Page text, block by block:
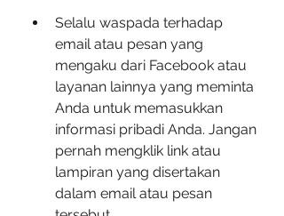
Selalu waspada terhadap
email atau pesan yang
mengaku dari Facebook atau
layanan lainnya yang meminta
Anda untuk memasukkan
informasi pribadi Anda. Jangan
pernah mengklik link atau
lampiran yang disertakan
dalam email atau pesan